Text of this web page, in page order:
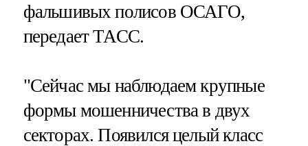
фальшивых полисов ОСАГО,
передает ТАСС.
"Сейчас мы наблюдаем крупные
формы мошенничества в двух
секторах. Появился целый класс